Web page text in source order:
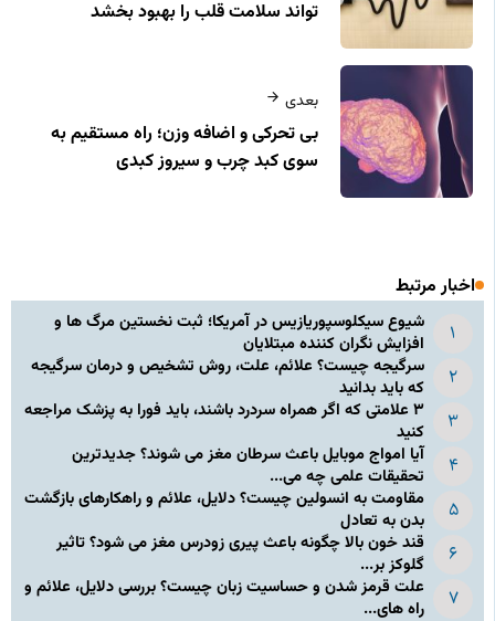
تواند سلامت قلب را بهبود بخشد
بعدی
بی‌ تحرکی و اضافه‌ وزن؛ راه مستقیم به
سوی کبد چرب و سیروز کبدی
اخبار مرتبط
شیوع سیکلوسپوریازیس در آمریکا؛ ثبت نخستین مرگ ها و
افزایش نگران کننده مبتلایان
سرگیجه چیست؟ علائم، علت، روش تشخیص و درمان سرگیجه
که باید بدانید
۳ علامتی که اگر همراه سردرد باشند، باید فورا به پزشک مراجعه
کنید
آیا امواج موبایل باعث سرطان مغز می شوند؟ جدیدترین
تحقیقات علمی چه می...
مقاومت به انسولین چیست؟ دلایل، علائم و راهکارهای بازگشت
بدن به تعادل
قند خون بالا چگونه باعث پیری زودرس مغز می شود؟ تاثیر
گلوکز بر...
علت قرمز شدن و حساسیت زبان چیست؟ بررسی دلایل، علائم و
راه های...